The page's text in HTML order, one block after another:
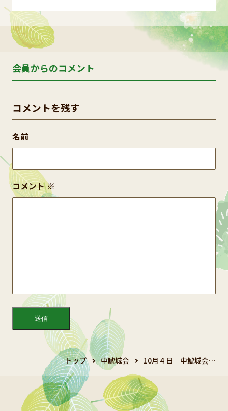
会員からのコメント
コメントを残す
コメント※
名前
トップ 中鯱城会 10月４日 中鯱城会…